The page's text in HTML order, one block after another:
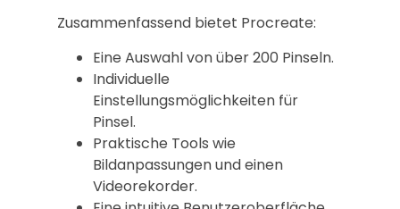
Zusammenfassend bietet Procreate:
Eine Auswahl von über 200 Pinseln.
Individuelle
Einstellungsmöglichkeiten für
Pinsel.
Praktische Tools wie
Bildanpassungen und einen
Videorekorder.